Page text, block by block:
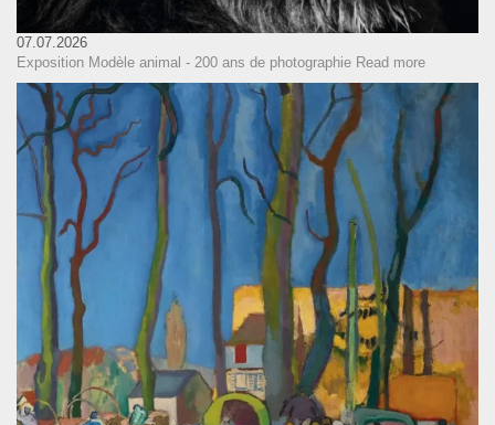
07.07.2026
Exposition Modèle animal - 200 ans de photographie Read more